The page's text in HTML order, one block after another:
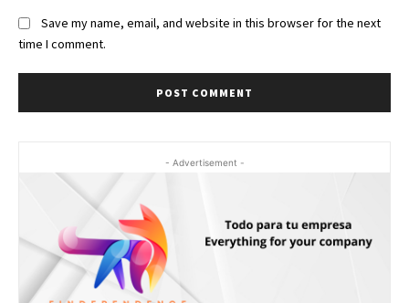
Save my name, email, and website in this browser for the next
time I comment.
- Advertisement -